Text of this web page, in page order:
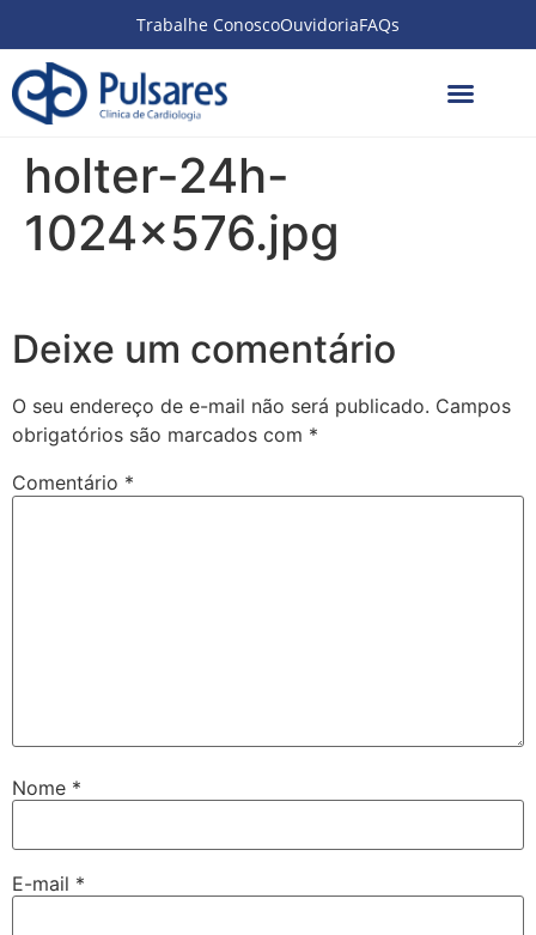
Trabalhe ConoscoOuvidoriaFAQs
holter-24h-
1024×576.jpg
Deixe um comentário
O seu endereço de e-mail não será publicado. Campos
obrigatórios são marcados com *
Comentário *
Nome *
E-mail *